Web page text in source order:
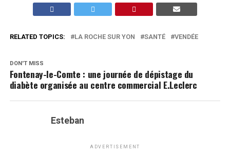
RELATED TOPICS: LA ROCHE SUR YON SANTÉ VENDÉE
DON'T MISS
Fontenay-le-Comte : une journée de dépistage du
diabète organisée au centre commercial E.Leclerc
Esteban
ADVERTISEMENT